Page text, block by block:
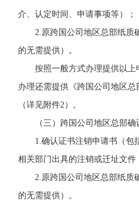
介、认定时间、申请事项等）；
2.原跨国公司地区总部纸质
的无需提供） 。
按照一般方式办理提供以上
办理还需提供《跨国公司地区总
（详见附件2）。
（三） 跨国公司地区总部确
1.确认证书注销申请书（包
相关部门出具的注销或迁址文件
2.原跨国公司地区总部纸质
的无需提供） 。